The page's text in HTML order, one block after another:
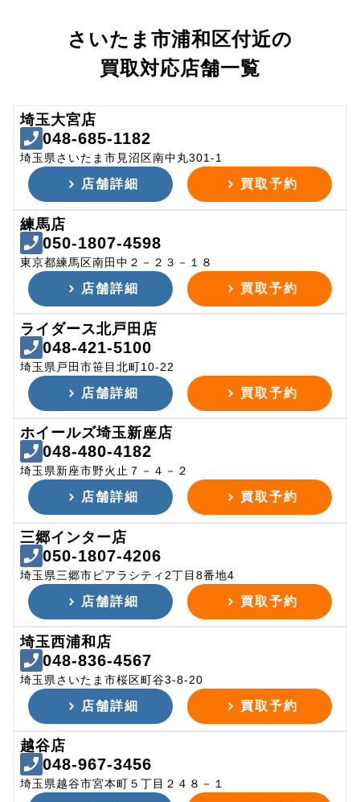
さいたま市浦和区付近の
買取対応店舗一覧
埼玉大宮店
048-685-1182
埼玉県さいたま市見沼区南中丸301-1
店舗詳細 買取予約
練馬店
050-1807-4598
東京都練馬区南田中２－２３－１８
店舗詳細 買取予約
ライダース北戸田店
048-421-5100
埼玉県戸田市笹目北町10-22
店舗詳細 買取予約
ホイールズ埼玉新座店
048-480-4182
埼玉県新座市野火止７－４－２
店舗詳細 買取予約
三郷インター店
050-1807-4206
埼玉県三郷市ピアラシティ2丁目8番地4
店舗詳細 買取予約
埼玉西浦和店
048-836-4567
埼玉県さいたま市桜区町谷3-8-20
店舗詳細 買取予約
越谷店
048-967-3456
埼玉県越谷市宮本町５丁目２４８－１